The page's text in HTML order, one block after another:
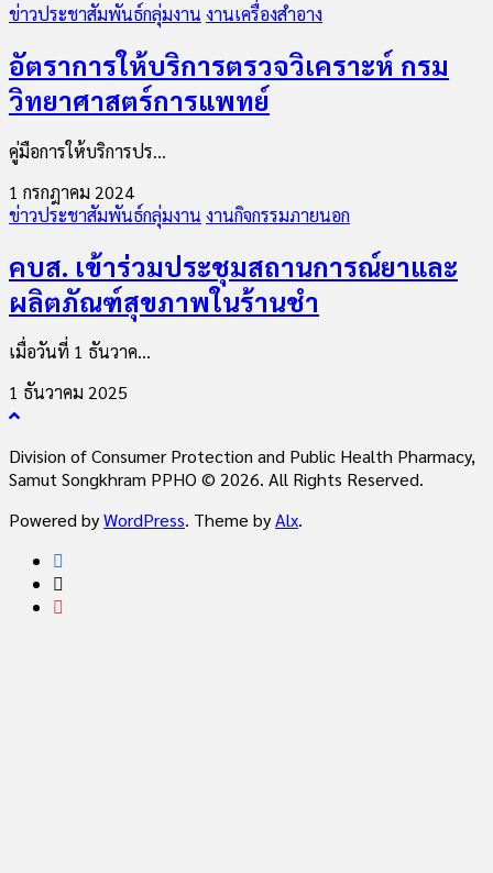
ข่าวประชาสัมพันธ์กลุ่มงาน งานเครื่องสำอาง
อัตราการให้บริการตรวจวิเคราะห์ กรม
วิทยาศาสตร์การแพทย์
คู่มือการให้บริการปร...
1 กรกฎาคม 2024
ข่าวประชาสัมพันธ์กลุ่มงาน งานกิจกรรมภายนอก
คบส. เข้าร่วมประชุมสถานการณ์ยาและ
ผลิตภัณฑ์สุขภาพในร้านชำ
เมื่อวันที่ 1 ธันวาค...
1 ธันวาคม 2025
Division of Consumer Protection and Public Health Pharmacy,
Samut Songkhram PPHO © 2026. All Rights Reserved.
Powered byWordPress. Theme byAlx.